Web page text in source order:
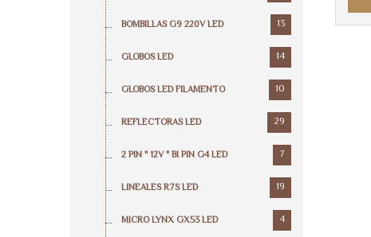
BOMBILLAS G9 220V LED 13
GLOBOS LED 14
GLOBOS LED FILAMENTO 10
REFLECTORAS LED 29
2 PIN " 12V " BI PIN G4 LED 7
LINEALES R7S LED 19
MICRO LYNX GX53 LED 4